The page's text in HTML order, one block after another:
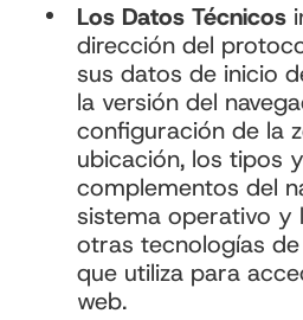
Los Datos Técnicos
dirección del
sus datos de inicio
la versión del
configuración de la
ubicación, los tipos
complementos del
sistema operativo y
otras tecnologías
que utiliza para
web.